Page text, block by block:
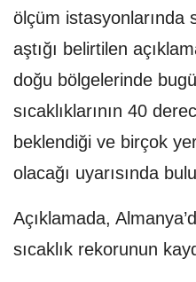
ölçüm istasyonlarında
aştığı belirtilen
doğu bölgelerinde
sıcaklıklarının 40
beklendiği ve birçok
olacağı uyarısında
Açıklamada,
sıcaklık rekorunun